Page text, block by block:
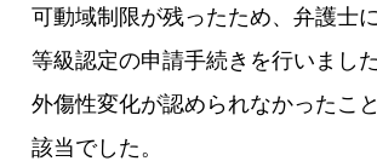
可動域制限が残ったため、弁護士
等級認定の申請手続きを行いまし
外傷性変化が認められなかったこ
該当でした。